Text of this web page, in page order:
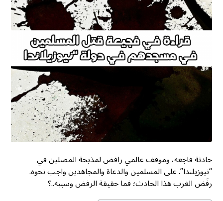
حادثة فاجعة، وموقف عالمي رافض لمذبحة المصلين في
“نيوزيلندا”. على المسلمين والدعاة والمجاهدين واجب نحوه.
رفَض الغرب هذا الحادث؛ فما حقيقة الرفض وسببه..؟